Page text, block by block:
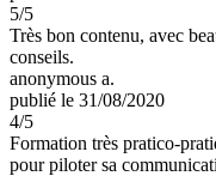
5/5
Très bon contenu, avec
conseils.
anonymous a.
publié le 31/08/2020
4/5
Formation très pratico-
pour piloter sa